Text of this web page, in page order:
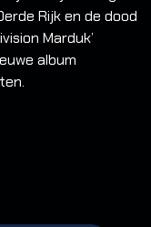
Rijk en de dood
Marduk’
album